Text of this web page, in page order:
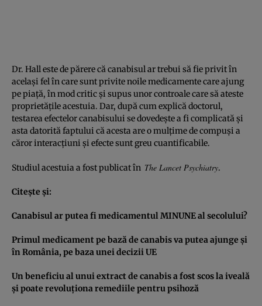
Dr. Hall este de părere că canabisul ar trebui să fie privit în
acelaşi fel în care sunt privite noile medicamente care ajung
pe piaţă, în mod critic şi supus unor controale care să ateste
proprietăţile acestuia. Dar, după cum explică doctorul,
testarea efectelor canabisului se dovedeşte a fi complicată şi
asta datorită faptului că acesta are o mulţime de compuşi a
căror interacţiuni şi efecte sunt greu cuantificabile.
Studiul acestuia a fost publicat în The Lancet Psychiatry.
Citeşte şi:
Canabisul ar putea fi medicamentul MINUNE al secolului?
Primul medicament pe bază de canabis va putea ajunge şi
în România, pe baza unei decizii UE
Un beneficiu al unui extract de canabis a fost scos la iveală
şi poate revoluţiona remediile pentru psihoză